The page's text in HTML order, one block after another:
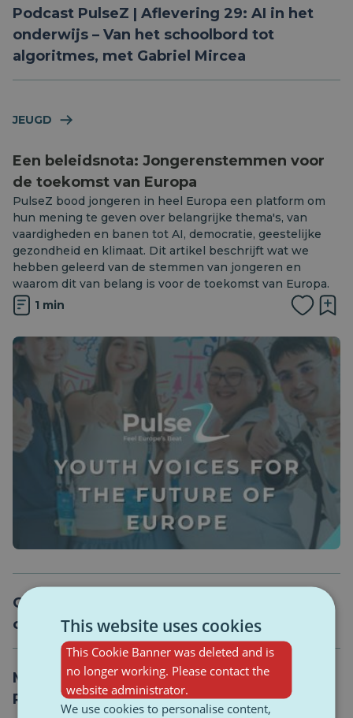
Podcast PulseZ | Aflevering 29: AI in het
onderwijs – Van het schoolbord tot
algoritmes, met Gabriel Mircea
JEUGD
Een beleidsnota: Jongerenstemmen voor
de toekomst van Europa
PulseZ bood jongeren in heel Europa een platform om
hun mening te geven over belangrijke thema's, van
vaardigheden en banen tot AI, democratie, geestelijke
gezondheid en klimaat. Dit artikel beschrijft wat we
hebben geleerd van de stemmen van jongeren en
waarom dit van belang is voor de toekomst van Europa.
1 min
Generatieverschillen in de opvattingen
over trauma en 'geestelijke gezondheid'
Moedertaal bij het eindexamen: van het
Roemeense essay tot de Franse filosofie
This website uses cookies
This Cookie Banner was deleted and is
no longer working. Please contact the
website administrator.
We use cookies to personalise content,